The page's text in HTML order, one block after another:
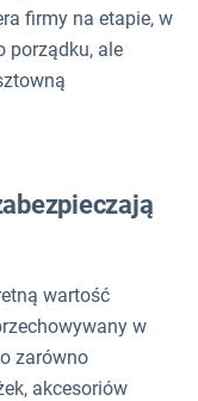
firmy na etapie, w
porządku, ale
wartość
w
zarówno
akcesoriów